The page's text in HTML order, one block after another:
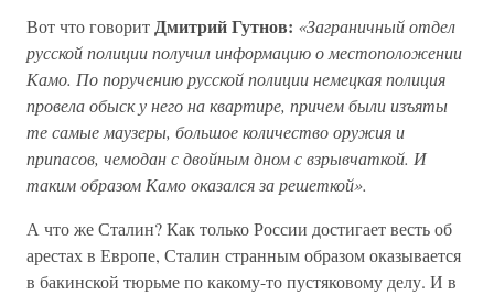
Вот что говоритДмитрий Гутнов: «Заграничный отдел
русской полиции получил информацию о местоположении
Камо. По поручению русской полиции немецкая полиция
провела обыск у него на квартире, причем были изъяты
те самые маузеры, большое количество оружия и
припасов, чемодан с двойным дном с взрывчаткой. И
таким образом Камо оказался за решеткой».
А что же Сталин? Как только России достигает весть об
арестах в Европе, Сталин странным образом оказывается
в бакинской тюрьме по какому-то пустяковому делу. И в